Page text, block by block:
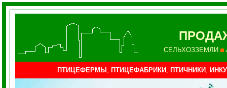
СЕЛЬХОЗЗЕМЛИ
ПТИЦЕФЕРМЫ , ПТИЦЕФАБРИКИ , ПТИЧНИКИ ,